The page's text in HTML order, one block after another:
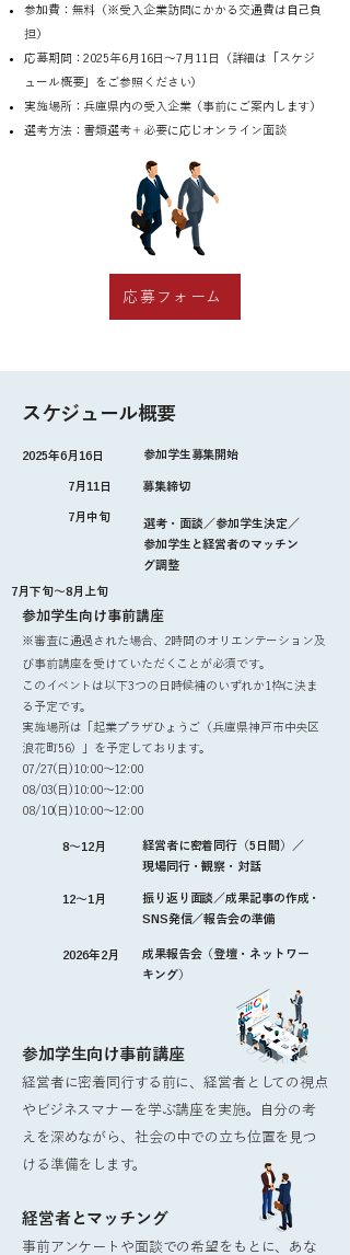
参加費：無料（※受入企業訪問にかかる交通費は自己負
担）
応募期間：2025年6月16日〜7月11日（詳細は「スケジ
ュール概要」をご参照ください）
実施場所：兵庫県内の受入企業（事前にご案内します）
選考方法：書類選考＋必要に応じオンライン面談
応募フォーム
​スケジュール概要
2025年6月16日
7月11日
7月中旬
参加学生募集開始
募集締切
選考・面談／参加学生決定 ／
参加学生と経営者のマッチン
グ調整
7月下旬～8月上旬
参加学生向け事前講座
※審査に通過された場合、2時間のオリエンテーション及
び事前講座を受けていただくことが必須です。
このイベントは以下3つの日時候補のいずれか1枠に決ま
る予定です。
実施場所は「起業プラザひょうご（兵庫県神戸市中央区
浪花町56）」を予定しております。
07/27(日)10:00～12:00
08/03(日)10:00～12:00
08/10(日)10:00～12:00
8～12月
経営者に密着同行（5日間）／
現場同行・観察・対話
12～1月
振り返り面談／成果記事の作成・
SNS発信／報告会の準備
2026年2月
成果報告会（登壇・ネットワー
キング）
参加学生向け事前講座
経営者に密着同行する前に、経営者としての視点
やビジネスマナーを学ぶ講座を実施。自分の考
えを深めながら、社会の中での立ち位置を見つ
ける準備をします。
経営者とマッチング
事前アンケートや面談での希望をもとに、あな